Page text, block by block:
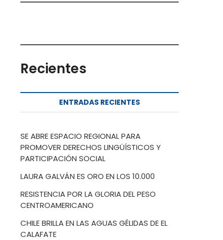
Recientes
ENTRADAS RECIENTES
SE ABRE ESPACIO REGIONAL PARA
PROMOVER DERECHOS LINGÜÍSTICOS Y
PARTICIPACIÓN SOCIAL
LAURA GALVÁN ES ORO EN LOS 10.000
RESISTENCIA POR LA GLORIA DEL PESO
CENTROAMERICANO
CHILE BRILLA EN LAS AGUAS GÉLIDAS DE EL
CALAFATE